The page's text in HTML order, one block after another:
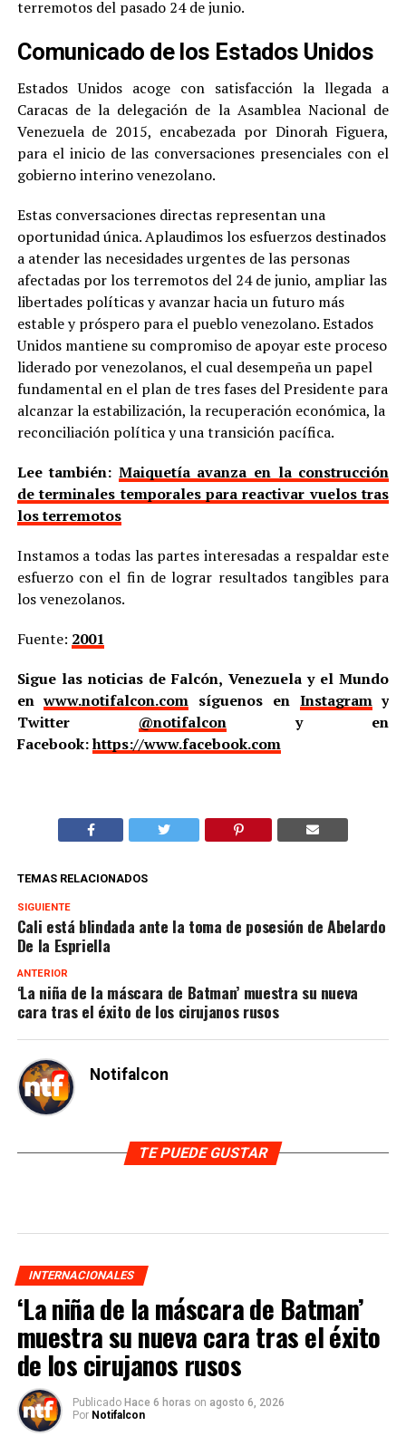
terremotos del pasado 24 de junio.
Comunicado de los Estados Unidos
Estados Unidos acoge con satisfacción la llegada a
Caracas de la delegación de la Asamblea Nacional de
Venezuela de 2015, encabezada por Dinorah Figuera,
para el inicio de las conversaciones presenciales con el
gobierno interino venezolano.
Estas conversaciones directas representan una
oportunidad única. Aplaudimos los esfuerzos destinados
a atender las necesidades urgentes de las personas
afectadas por los terremotos del 24 de junio, ampliar las
libertades políticas y avanzar hacia un futuro más
estable y próspero para el pueblo venezolano. Estados
Unidos mantiene su compromiso de apoyar este proceso
liderado por venezolanos, el cual desempeña un papel
fundamental en el plan de tres fases del Presidente para
alcanzar la estabilización, la recuperación económica, la
reconciliación política y una transición pacífica.
Lee también: Maiquetía avanza en la construcción
de terminales temporales para reactivar vuelos tras
los terremotos
Instamos a todas las partes interesadas a respaldar este
esfuerzo con el fin de lograr resultados tangibles para
los venezolanos.
Fuente: 2001
Sigue las noticias de Falcón, Venezuela y el Mundo
enwww.notifalcon.com síguenos en Instagramy
Twitter @notifalcony en
Facebook:https://www.facebook.com
TEMAS RELACIONADOS
SIGUIENTE
Cali está blindada ante la toma de posesión de Abelardo
De la Espriella
ANTERIOR
‘La niña de la máscara de Batman’ muestra su nueva
cara tras el éxito de los cirujanos rusos
Notifalcon
TE PUEDE GUSTAR
INTERNACIONALES
‘La niña de la máscara de Batman’
muestra su nueva cara tras el éxito
de los cirujanos rusos
Publicado Hace 6 horas on agosto 6, 2026
Por Notifalcon